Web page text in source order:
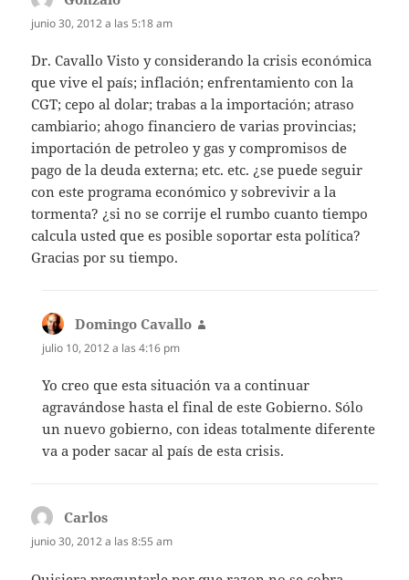
junio 30, 2012 a las 5:18 am
Dr. Cavallo Visto y considerando la crisis económica
que vive el país; inflación; enfrentamiento con la
CGT; cepo al dolar; trabas a la importación; atraso
cambiario; ahogo financiero de varias provincias;
importación de petroleo y gas y compromisos de
pago de la deuda externa; etc. etc. ¿se puede seguir
con este programa económico y sobrevivir a la
tormenta? ¿si no se corrije el rumbo cuanto tiempo
calcula usted que es posible soportar esta política?
Gracias por su tiempo.
Domingo Cavallo
julio 10, 2012 a las 4:16 pm
Yo creo que esta situación va a continuar
agravándose hasta el final de este Gobierno. Sólo
un nuevo gobierno, con ideas totalmente diferente
va a poder sacar al país de esta crisis.
Carlos
junio 30, 2012 a las 8:55 am